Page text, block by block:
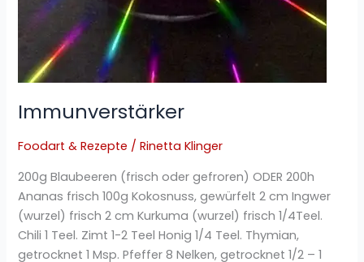
Immunverstärker
Foodart & Rezepte /Rinetta Klinger
200g Blaubeeren (frisch oder gefroren) ODER 200h
Ananas frisch 100g Kokosnuss, gewürfelt 2 cm Ingwer
(wurzel) frisch 2 cm Kurkuma (wurzel) frisch 1/4Teel.
Chili 1 Teel. Zimt 1-2 Teel Honig 1/4 Teel. Thymian,
getrocknet 1 Msp. Pfeffer 8 Nelken, getrocknet 1/2 – 1